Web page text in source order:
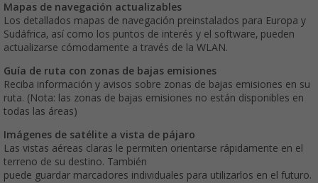
Mapas de navegación actualizables
Los detallados mapas de navegación preinstalados para Europa y
Sudáfrica, así como los puntos de interés y el software, pueden
actualizarse cómodamente a través de la WLAN.
Guía de ruta con zonas de bajas emisiones
Reciba información y avisos sobre zonas de bajas emisiones en su
ruta. (Nota: las zonas de bajas emisiones no están disponibles en
todas las áreas)
Imágenes de satélite a vista de pájaro
Las vistas aéreas claras le permiten orientarse rápidamente en el
terreno de su destino. También
puede guardar marcadores individuales para utilizarlos en el futuro.